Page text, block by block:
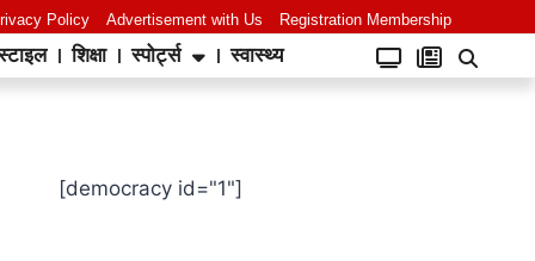
Policy Advertisement with Us Registration Membership
शिक्षा स्पोर्ट्स स्वास्थ्य
[democracy id="1"]